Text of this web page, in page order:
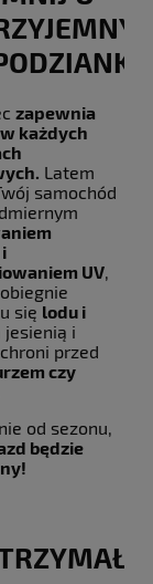
zapewnia
każdych
Latem
samochód
UV
się lodu i
jesienią i
przed
czy
od sezonu,
będzie